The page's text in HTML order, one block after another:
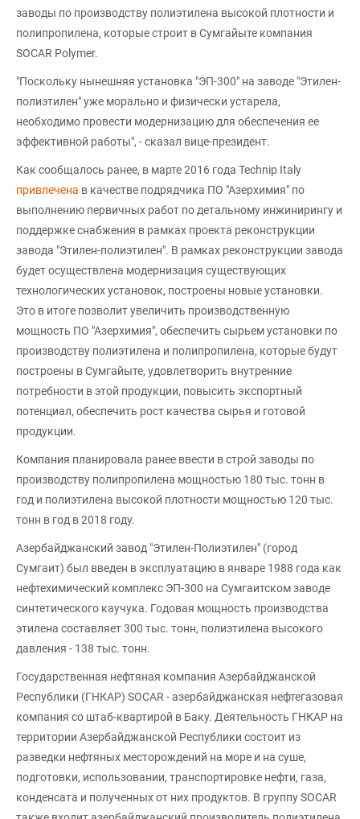
заводы по производству полиэтилена высокой плотности и
полипропилена, которые строит в Сумгайыте компания
SOCAR Polymer.
"Поскольку нынешняя установка "ЭП-300" на заводе "Этилен-
полиэтилен" уже морально и физически устарела,
необходимо провести модернизацию для обеспечения ее
эффективной работы", - сказал вице-президент.
Как сообщалось ранее, в марте 2016 года Technip Italy
привлечена в качестве подрядчика ПО "Азерхимия" по
выполнению первичных работ по детальному инжинирингу и
поддержке снабжения в рамках проекта реконструкции
завода "Этилен-полиэтилен". В рамках реконструкции завода
будет осуществлена модернизация существующих
технологических установок, построены новые установки.
Это в итоге позволит увеличить производственную
мощность ПО "Азерхимия", обеспечить сырьем установки по
производству полиэтилена и полипропилена, которые будут
построены в Сумгайыте, удовлетворить внутренние
потребности в этой продукции, повысить экспортный
потенциал, обеспечить рост качества сырья и готовой
продукции.
Компания планировала ранее ввести в строй заводы по
производству полипропилена мощностью 180 тыс. тонн в
год и полиэтилена высокой плотности мощностью 120 тыс.
тонн в год в 2018 году.
Азербайджанский завод "Этилен-Полиэтилен" (город
Сумгаит) был введен в эксплуатацию в январе 1988 года как
нефтехимический комплекс ЭП-300 на Сумгаитском заводе
синтетического каучука. Годовая мощность производства
этилена составляет 300 тыс. тонн, полиэтилена высокого
давления - 138 тыс. тонн.
Государственная нефтяная компания Азербайджанской
Республики (ГНКАР) SOCAR - азербайджанская нефтегазовая
компания со штаб-квартирой в Баку. Деятельность ГНКАР на
территории Азербайджанской Республики состоит из
разведки нефтяных месторождений на море и на суше,
подготовки, использовании, транспортировке нефти, газа,
конденсата и полученных от них продуктов. В группу SOCAR